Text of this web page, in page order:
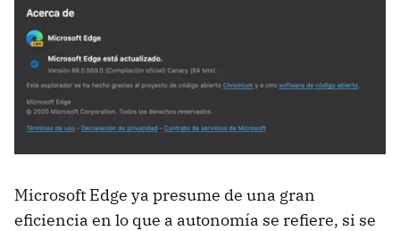
Microsoft Edge ya presume de una gran
eficiencia en lo que a autonomía se refiere, si se